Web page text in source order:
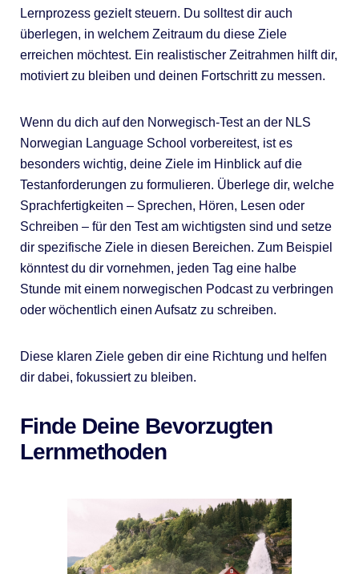
Lernprozess gezielt steuern. Du solltest dir auch
überlegen, in welchem Zeitraum du diese Ziele
erreichen möchtest. Ein realistischer Zeitrahmen hilft dir,
motiviert zu bleiben und deinen Fortschritt zu messen.
Wenn du dich auf den Norwegisch-Test an der NLS
Norwegian Language School vorbereitest, ist es
besonders wichtig, deine Ziele im Hinblick auf die
Testanforderungen zu formulieren. Überlege dir, welche
Sprachfertigkeiten – Sprechen, Hören, Lesen oder
Schreiben – für den Test am wichtigsten sind und setze
dir spezifische Ziele in diesen Bereichen. Zum Beispiel
könntest du dir vornehmen, jeden Tag eine halbe
Stunde mit einem norwegischen Podcast zu verbringen
oder wöchentlich einen Aufsatz zu schreiben.
Diese klaren Ziele geben dir eine Richtung und helfen
dir dabei, fokussiert zu bleiben.
Finde Deine Bevorzugten
Lernmethoden